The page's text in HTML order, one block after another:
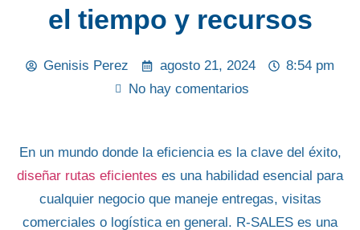
el tiempo y recursos
Genisis Perez agosto 21, 2024
8:54 pm
No hay comentarios
En un mundo donde la eficiencia es la clave del éxito,
diseñar rutas eficientes es una habilidad esencial para
cualquier negocio que maneje entregas, visitas
comerciales o logística en general. R-SALES es una